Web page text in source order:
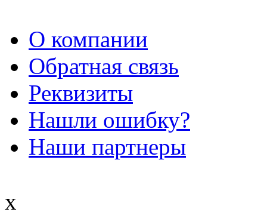
О компании
Обратная связь
Реквизиты
Нашли ошибку?
Наши партнеры
x